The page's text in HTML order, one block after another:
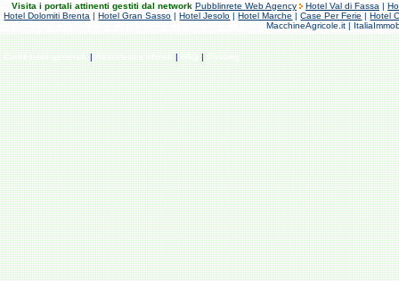
Visita i portali attinenti gestiti dal network Pubblinrete Web Agency Hotel Val di Fassa |
Hotel Dolomiti Brenta |Hotel Gran Sasso |Hotel Jesolo |Hotel Marche |Case Per Ferie |Hotel
MacchineAgricole.it |
Condizioni generali| Assistenza clienti| FAQ| Privacy